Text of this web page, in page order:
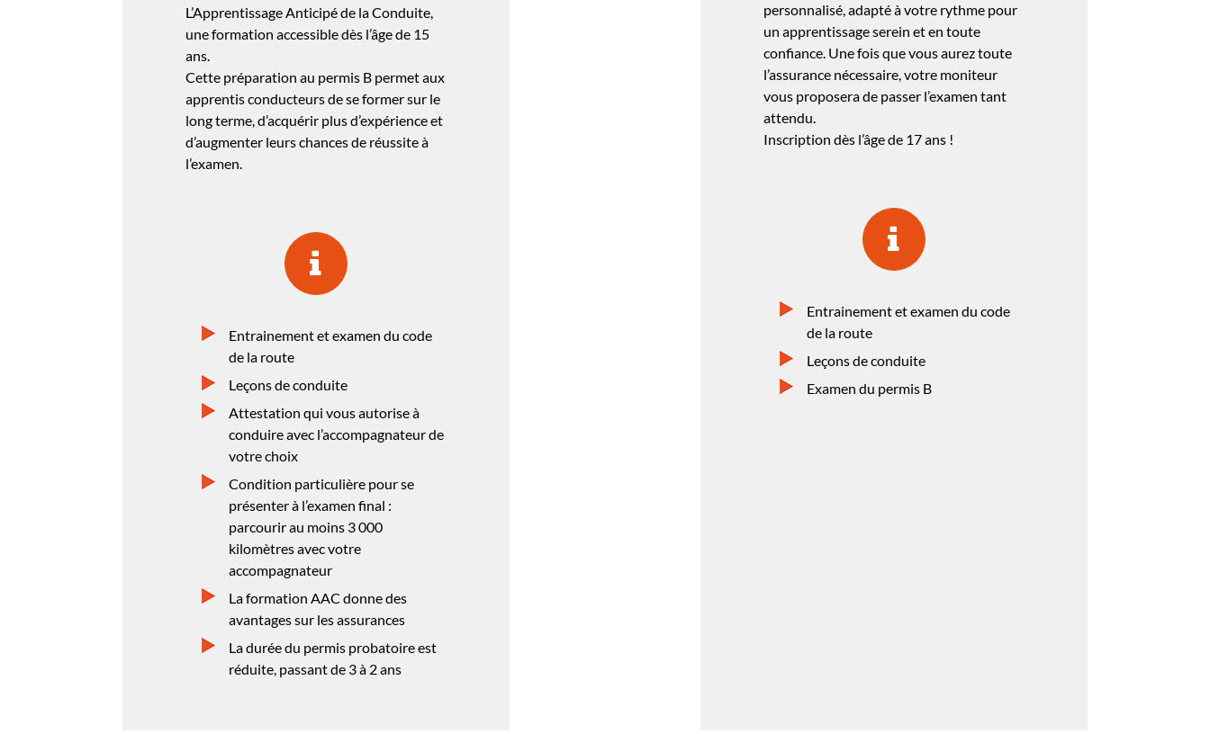
L’Apprentissage Anticipé de la Conduite,
une formation accessible dès l’âge de 15
ans.
Cette préparation au permis B permet aux
apprentis conducteurs de se former sur le
long terme, d’acquérir plus d’expérience et
d’augmenter leurs chances de réussite à
l’examen.
Entrainement et examen du code
de la route
Leçons de conduite
Attestation qui vous autorise à
conduire avec l’accompagnateur de
votre choix
Condition particulière pour se
présenter à l’examen final :
parcourir au moins 3 000
kilomètres avec votre
accompagnateur
La formation AAC donne des
avantages sur les assurances
La durée du permis probatoire est
réduite, passant de 3 à 2 ans
personnalisé, adapté à votre rythme pour
un apprentissage serein et en toute
confiance. Une fois que vous aurez toute
l’assurance nécessaire, votre moniteur
vous proposera de passer l’examen tant
attendu.
Inscription dès l’âge de 17 ans !
Entrainement et examen du code
de la route
Leçons de conduite
Examen du permis B